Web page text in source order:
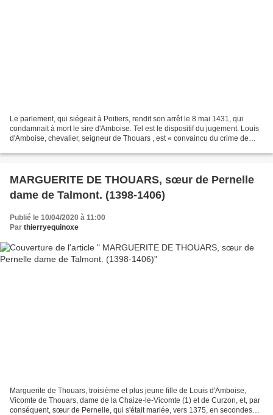
Le parlement, qui siégeait à Poitiers, rendit son arrêt le 8 mai 1431, qui
condamnait à mort le sire d'Amboise. Tel est le dispositif du jugement. Louis
d'Amboise, chevalier, seigneur de Thouars , est « convaincu du crime de
MARGUERITE DE THOUARS, sœur de Pernelle
dame de Talmont. (1398-1406)
Publié le 10/04/2020 à 11:00
Par thierryequinoxe
Marguerite de Thouars, troisième et plus jeune fille de Louis d'Amboise,
Vicomte de Thouars, dame de la Chaize-le-Vicomte (1) et de Curzon, et, par
conséquent, sœur de Pernelle, qui s'était mariée, vers 1375, en secondes